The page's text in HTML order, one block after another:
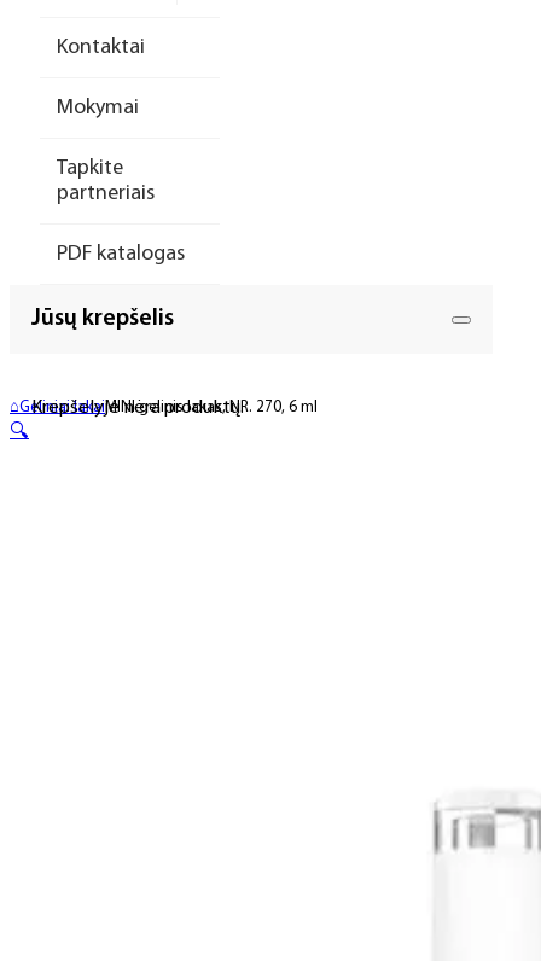
Kontaktai
Mokymai
Tapkite
partneriais
PDF katalogas
Jūsų krepšelis
Krepšelyje nėra produktų.
⌂Geliniai lakaiMINI gelinis lakas, NR. 270, 6 ml
🔍